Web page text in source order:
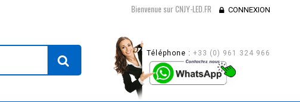
Bienvenue sur CNJY-LED.FR CONNEXION
Téléphone : +33 (0) 961 324 966